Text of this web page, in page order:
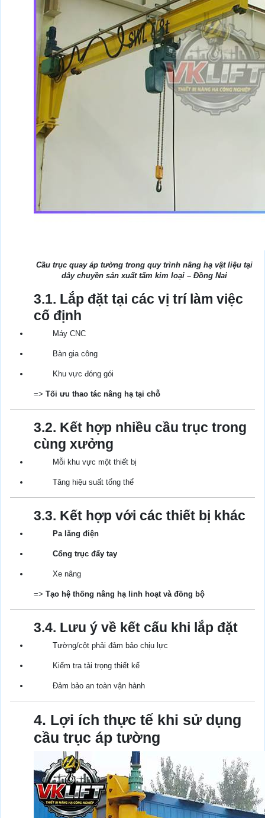
Cầu trục quay áp tường trong quy trình nâng hạ vật liệu tại
dây chuyền sản xuất tấm kim loại – Đồng Nai
3.1. Lắp đặt tại các vị trí làm việc
cố định
Máy CNC
Bàn gia công
Khu vực đóng gói
=> Tối ưu thao tác nâng hạ tại chỗ
3.2. Kết hợp nhiều cầu trục trong
cùng xưởng
Mỗi khu vực một thiết bị
Tăng hiệu suất tổng thể
3.3. Kết hợp với các thiết bị khác
Pa lăng điện
Cổng trục đẩy tay
Xe nâng
=> Tạo hệ thống nâng hạ linh hoạt và đồng bộ
3.4. Lưu ý về kết cấu khi lắp đặt
Tường/cột phải đảm bảo chịu lực
Kiểm tra tải trọng thiết kế
Đảm bảo an toàn vận hành
4. Lợi ích thực tế khi sử dụng
cầu trục áp tường